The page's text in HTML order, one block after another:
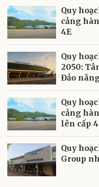
Quy
cảng
4E
Quy
2050:
Đảo
Quy
cảng
lên cấp
Quy
Group